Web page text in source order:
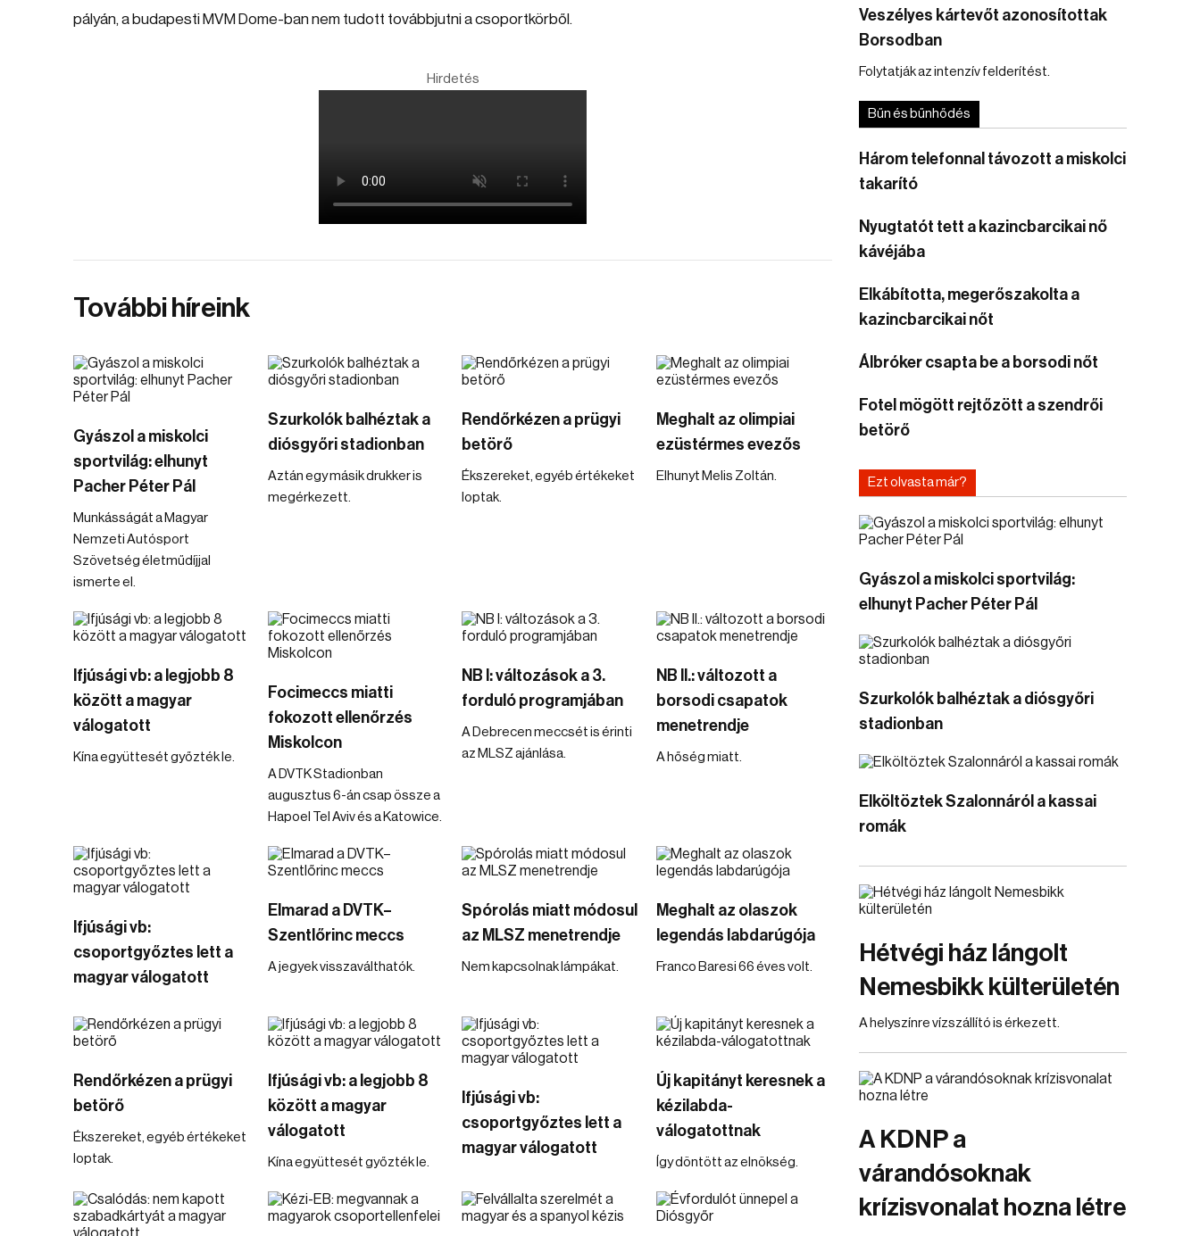
pályán, a budapesti MVM Dome-ban nem tudott továbbjutni a csoportkörből.
Hirdetés
További híreink
Gyászol a miskolci
sportvilág: elhunyt
Pacher Péter Pál
Munkásságát a Magyar
Nemzeti Autósport
Szövetség életműdíjjal
ismerte el.
Szurkolók balhéztak a
diósgyőri stadionban
Aztán egy másik drukker is
megérkezett.
Rendőrkézen a prügyi
betörő
Ékszereket, egyéb értékeket
loptak.
Meghalt az olimpiai
ezüstérmes evezős
Elhunyt Melis Zoltán.
Ifjúsági vb: a legjobb 8
között a magyar
válogatott
Kína együttesét győzték le.
Focimeccs miatti
fokozott ellenőrzés
Miskolcon
A DVTK Stadionban
augusztus 6-án csap össze a
Hapoel Tel Aviv és a Katowice.
NB I: változások a 3.
forduló programjában
A Debrecen meccsét is érinti
az MLSZ ajánlása.
NB II.: változott a
borsodi csapatok
menetrendje
A hőség miatt.
Ifjúsági vb:
csoportgyőztes lett a
magyar válogatott
Elmarad a DVTK–
Szentlőrinc meccs
A jegyek visszaválthatók.
Spórolás miatt módosul
az MLSZ menetrendje
Nem kapcsolnak lámpákat.
Meghalt az olaszok
legendás labdarúgója
Franco Baresi 66 éves volt.
Rendőrkézen a prügyi
betörő
Ékszereket, egyéb értékeket
loptak.
Ifjúsági vb: a legjobb 8
között a magyar
válogatott
Kína együttesét győzték le.
Ifjúsági vb:
csoportgyőztes lett a
magyar válogatott
Új kapitányt keresnek a
kézilabda-
válogatottnak
Így döntött az elnökség.
Veszélyes kártevőt azonosítottak
Borsodban
Folytatják az intenzív felderítést.
Bűn és bűnhődés
Három telefonnal távozott a miskolci
takarító
Nyugtatót tett a kazincbarcikai nő
kávéjába
Elkábította, megerőszakolta a
kazincbarcikai nőt
Álbróker csapta be a borsodi nőt
Fotel mögött rejtőzött a szendrői
betörő
Ezt olvasta már?
Gyászol a miskolci sportvilág:
elhunyt Pacher Péter Pál
Szurkolók balhéztak a diósgyőri
stadionban
Elköltöztek Szalonnáról a kassai
romák
Hétvégi ház lángolt
Nemesbikk külterületén
A helyszínre vízszállító is érkezett.
A KDNP a
várandósoknak
krízisvonalat hozna létre